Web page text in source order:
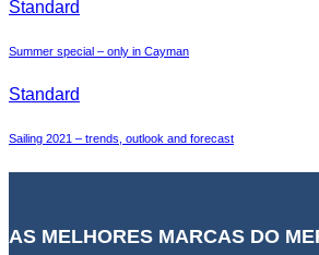
Standard
Summer special – only in Cayman
Standard
Sailing 2021 – trends, outlook and forecast
AS MELHORES MARCAS DO